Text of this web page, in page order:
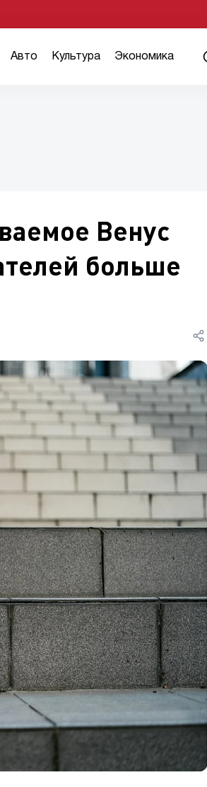
Авто Культура Экономика
Венус
больше